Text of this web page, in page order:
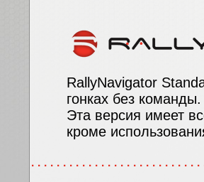
RallyNavigator
гонках без команды.
Эта версия имеет
кроме